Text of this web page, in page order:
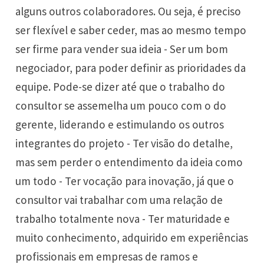
alguns outros colaboradores. Ou seja, é preciso
ser flexível e saber ceder, mas ao mesmo tempo
ser firme para vender sua ideia - Ser um bom
negociador, para poder definir as prioridades da
equipe. Pode-se dizer até que o trabalho do
consultor se assemelha um pouco com o do
gerente, liderando e estimulando os outros
integrantes do projeto - Ter visão do detalhe,
mas sem perder o entendimento da ideia como
um todo - Ter vocação para inovação, já que o
consultor vai trabalhar com uma relação de
trabalho totalmente nova - Ter maturidade e
muito conhecimento, adquirido em experiências
profissionais em empresas de ramos e